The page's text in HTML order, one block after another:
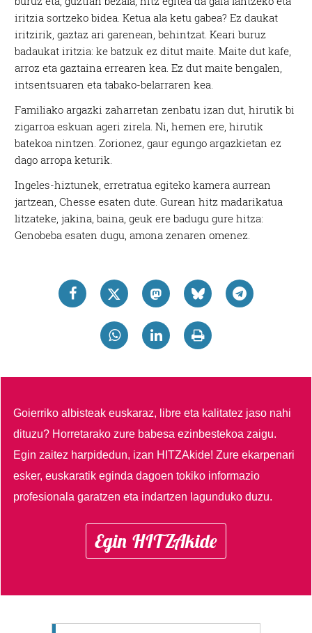
iritzia sortzeko bidea. Ketua ala ketu gabea? Ez daukat
iritzirik, gaztaz ari garenean, behintzat. Keari buruz
badaukat iritzia: ke batzuk ez ditut maite. Maite dut kafe,
arroz eta gaztaina errearen kea. Ez dut maite bengalen,
intsentsuaren eta tabako-belarraren kea.
Familiako argazki zaharretan zenbatu izan dut, hirutik bi
zigarroa eskuan ageri zirela. Ni, hemen ere, hirutik
batekoa nintzen. Zorionez, gaur egungo argazkietan ez
dago arropa keturik.
Ingeles-hiztunek, erretratua egiteko kamera aurrean
jartzean, Chesse esaten dute. Gurean hitz madarikatua
litzateke, jakina, baina, geuk ere badugu gure hitza:
Genobeba esaten dugu, amona zenaren omenez.
Goierriko albisteak euskaraz, libre eta kalitatez jaso nahi
dituzu? Horretarako zure babesa ezinbestekoa zaigu.
Egin zaitez harpidedun, izan HITZAkide!Zure ekarpenari
esker, euskaratik eginda dagoen tokiko informazio
profesionala garatzen eta indartzen lagunduko duzu.
Egin HITZAkide